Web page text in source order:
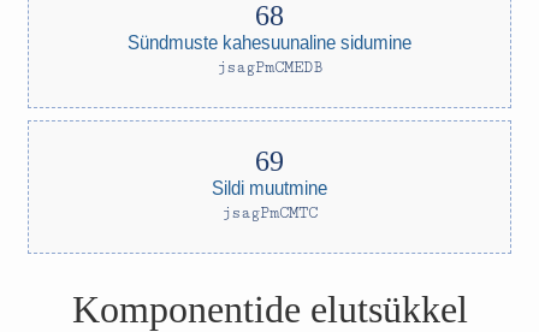
Sündmuste kahesuunaline sidumine
jsagPmCMEDB
Sildi muutmine
jsagPmCMTC
Komponentide elutsükkel